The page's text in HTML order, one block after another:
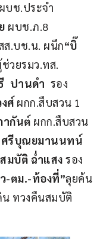
ผบช.ประจำ
ผบช.ภ.8
ส.บช.น. ผนึก“บิ๊
วยรมว.ทส.
ปานดำ รอง
ศ์ ผกก.สืบสวน 1
ากันต์ ผกก.สืบสวน
รีบุณยมานนทน์
มบัติ ฉ่ำแสง รอง
-ตม.-ท้องที่”ลุยค้น
น ทวงคืนสมบัติ